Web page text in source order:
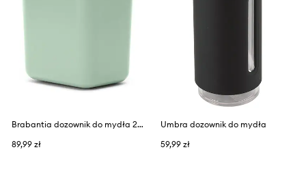
Brabantia dozownik do mydła 250 ml
89,99 zł
Umbra dozownik do mydła
59,99 zł